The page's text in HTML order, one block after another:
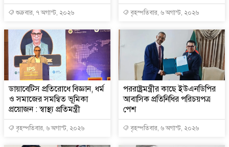
শুক্রবার, ৭ অগাস্ট, ২০২৬ বৃহস্পতিবার, ৬ অগাস্ট, ২০২৬
ডায়াবেটিস প্রতিরোধে বিজ্ঞান, ধর্ম
ও সমাজের সমন্বিত ভূমিকা
প্রয়োজন : স্বাস্থ্য প্রতিমন্ত্রী
বৃহস্পতিবার, ৬ অগাস্ট, ২০২৬
পররাষ্ট্রমন্ত্রীর কা‌ছে ইউএনডিপির
আবাসিক প্রতিনিধির পরিচয়পত্র
পেশ
বৃহস্পতিবার, ৬ অগাস্ট, ২০২৬